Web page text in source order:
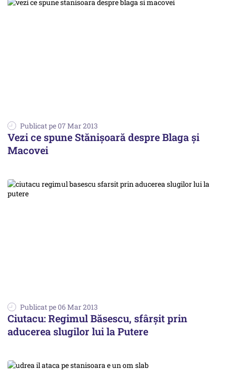
Publicat pe 07 Mar 2013
Vezi ce spune Stănişoară despre Blaga și
Macovei
Publicat pe 06 Mar 2013
Ciutacu: Regimul Băsescu, sfârșit prin
aducerea slugilor lui la Putere